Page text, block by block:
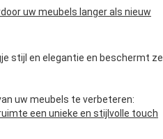
uw meubels langer als nieuw
stijl en elegantie en beschermt ze
uw meubels te verbeteren:
een unieke en stijlvolle touch